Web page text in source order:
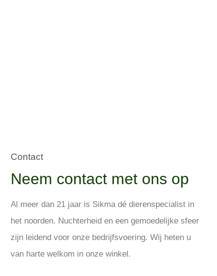
Contact
Neem contact met ons op
Al meer dan 21 jaar is Sikma dé dierenspecialist in
het noorden. Nuchterheid en een gemoedelijke sfeer
zijn leidend voor onze bedrijfsvoering. Wij heten u
van harte welkom in onze winkel.